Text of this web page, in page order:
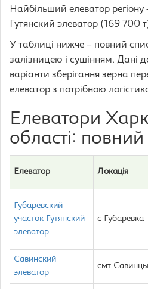
Найбільший елеватор регіону
Гутянский элеватор (169 700
У таблиці нижче – повний
залізницею і сушінням. Дані
варіанти зберігання зерна
елеватор з потрібною
Елеватори
області:
Елеватор Локація
Губаревский
участок Гутянский
элеватор
с Губаревка
Савинский
элеватор
смт Савинцы